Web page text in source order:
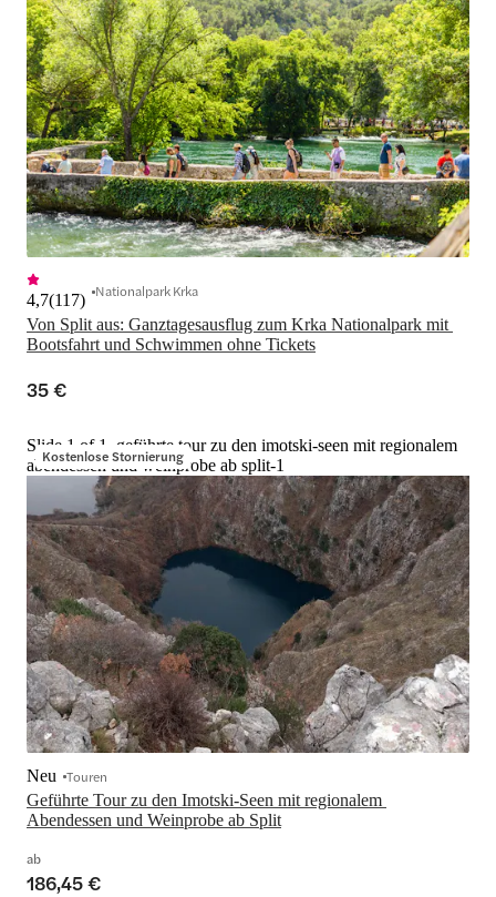
Von Split aus: Ganztagesausflug zum Krka Nationalpark mit
Bootsfahrt und Schwimmen ohne Tickets
4,7(117) Nationalpark Krka
35 €
Kostenlose Stornierung
Slide 1 of 1, geführte tour zu den imotski-seen mit regionalem
abendessen und weinprobe ab split-1
Geführte Tour zu den Imotski-Seen mit regionalem
Abendessen und Weinprobe ab Split
Neu Touren
ab
186,45 €